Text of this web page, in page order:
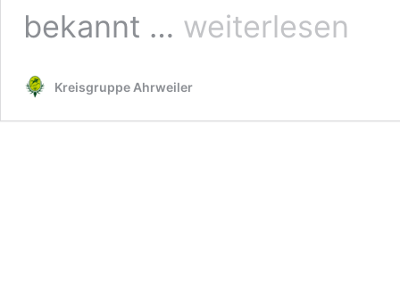
bekannt …
Brauchbarkeitsprüfung
für
weiterlesen
Kreisgruppe Ahrweiler